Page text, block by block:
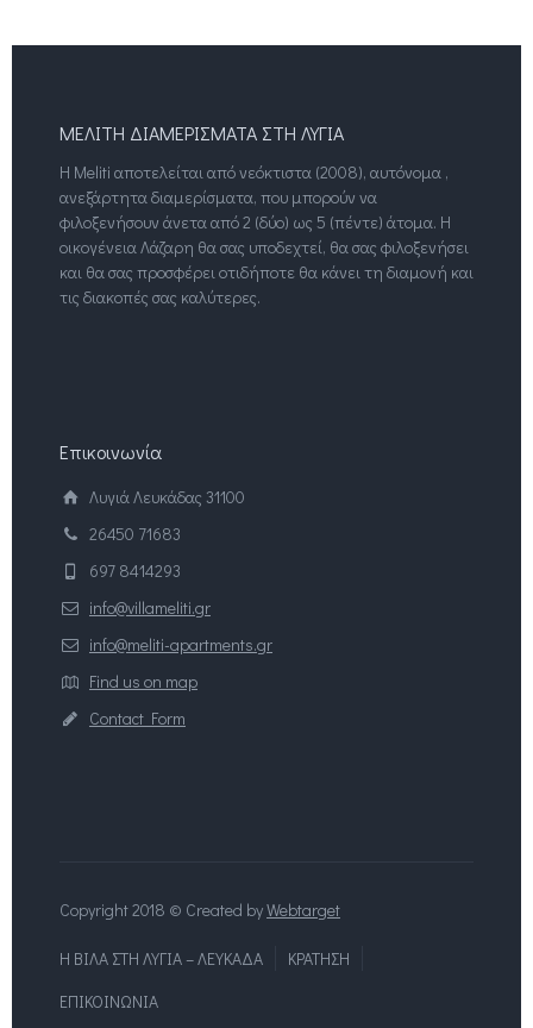
ΜΕΛΙΤΗ ΔΙΑΜΕΡΙΣΜΑΤΑ ΣΤΗ ΛΥΓΙΑ
Η Meliti αποτελείται από νεόκτιστα (2008), αυτόνομα ,
ανεξάρτητα διαμερίσματα, που μπορούν να
φιλοξενήσουν άνετα από 2 (δύο) ως 5 (πέντε) άτομα. Η
οικογένεια Λάζαρη θα σας υποδεχτεί, θα σας φιλοξενήσει
και θα σας προσφέρει οτιδήποτε θα κάνει τη διαμονή και
τις διακοπές σας καλύτερες.
Επικοινωνία
Λυγιά Λευκάδας 31100
26450 71683
697 8414293
info@villameliti.gr
info@meliti-apartments.gr
Find us on map
Contact Form
Copyright 2018 © Created byWebtarget
Η ΒΙΛΑ ΣΤΗ ΛΥΓΙΑ – ΛΕΥΚΑΔΑ
ΚΡΑΤΗΣΗ
ΕΠΙΚΟΙΝΩΝΙΑ